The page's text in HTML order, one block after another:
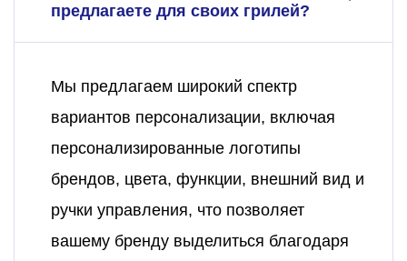
предлагаете для своих грилей?
Мы предлагаем широкий спектр
вариантов персонализации, включая
персонализированные логотипы
брендов, цвета, функции, внешний вид и
ручки управления, что позволяет
вашему бренду выделиться благодаря